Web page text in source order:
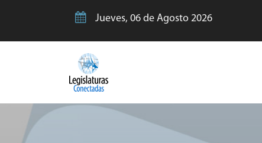
Jueves, 06 de Agosto 2026